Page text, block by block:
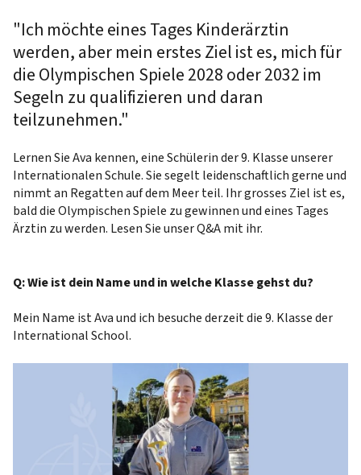
"Ich möchte eines Tages Kinderärztin
werden, aber mein erstes Ziel ist es, mich für
die Olympischen Spiele 2028 oder 2032 im
Segeln zu qualifizieren und daran
teilzunehmen."
Lernen Sie Ava kennen, eine Schülerin der 9. Klasse unserer
Internationalen Schule. Sie segelt leidenschaftlich gerne und
nimmt an Regatten auf dem Meer teil. Ihr grosses Ziel ist es,
bald die Olympischen Spiele zu gewinnen und eines Tages
Ärztin zu werden. Lesen Sie unser Q&A mit ihr.
Q: Wie ist dein Name und in welche Klasse gehst du?
Mein Name ist Ava und ich besuche derzeit die 9. Klasse der
International School.